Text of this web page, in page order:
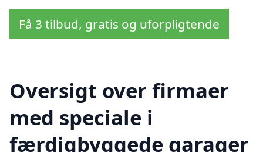
Få 3 tilbud, gratis og uforpligtende
Oversigt over firmaer
med speciale i
færdigbyggede garager